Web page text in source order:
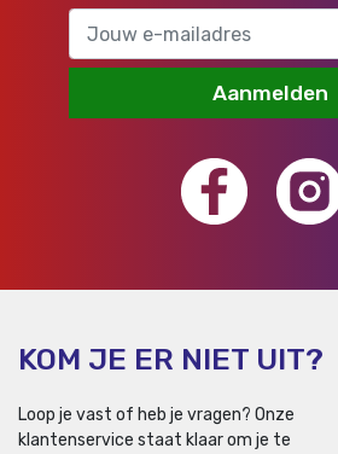
Aanmelden
KOM JE ER NIET UIT?
Loop je vast of heb je vragen? Onze
klantenservice staat klaar om je te